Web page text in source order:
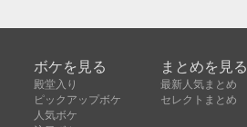
ボケを見る
殿堂入り
ピックアップボケ
人気ボケ
まとめを見る
最新人気まとめ
セレクトまとめ